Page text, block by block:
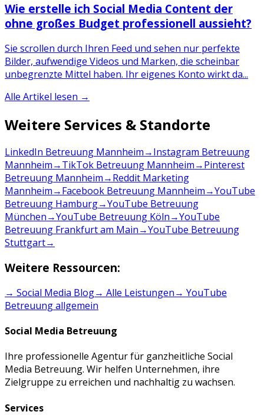
Wie erstelle ich Social Media Content der
ohne großes Budget professionell aussieht?
Sie scrollen durch Ihren Feed und sehen nur perfekte
Bilder, aufwendige Videos und Marken, die scheinbar
unbegrenzte Mittel haben. Ihr eigenes Konto wirkt da...
Alle Artikel lesen →
Weitere Services & Standorte
LinkedIn Betreuung Mannheim→Instagram Betreuung
Mannheim→TikTok Betreuung Mannheim→Pinterest
Betreuung Mannheim→Reddit Marketing
Mannheim→Facebook Betreuung Mannheim→YouTube
Betreuung Hamburg→YouTube Betreuung
München→YouTube Betreuung Köln→YouTube
Betreuung Frankfurt am Main→YouTube Betreuung
Stuttgart→
Weitere Ressourcen:
→ Social Media Blog→ Alle Leistungen→ YouTube
Betreuungallgemein
Social Media Betreuung
Ihre professionelle Agentur für ganzheitliche Social
Media Betreuung. Wir helfen Unternehmen, ihre
Zielgruppe zu erreichen und nachhaltig zu wachsen.
Services